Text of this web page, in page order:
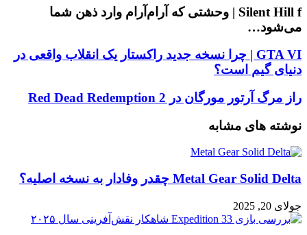
Silent Hill f | وحشتی که آرام‌آرام وارد ذهن شما
می‌شود…
GTA
VI
|
چرا
نسخه
راکستار
انقلاب
در
گیم
است؟
GTA VI | چرا نسخه جدید راکستار یک انقلاب واقعی در
دنیای گیم است؟
راز
مرگ
آرتور
مورگان
در
Red
Dead
Redemption
راز مرگ آرتور مورگان در Red Dead Redemption 2
نوشته های مشابه
Metal Gear Solid Delta چقدر وفادار به نسخه اصلیه؟
جولای 20, 2025